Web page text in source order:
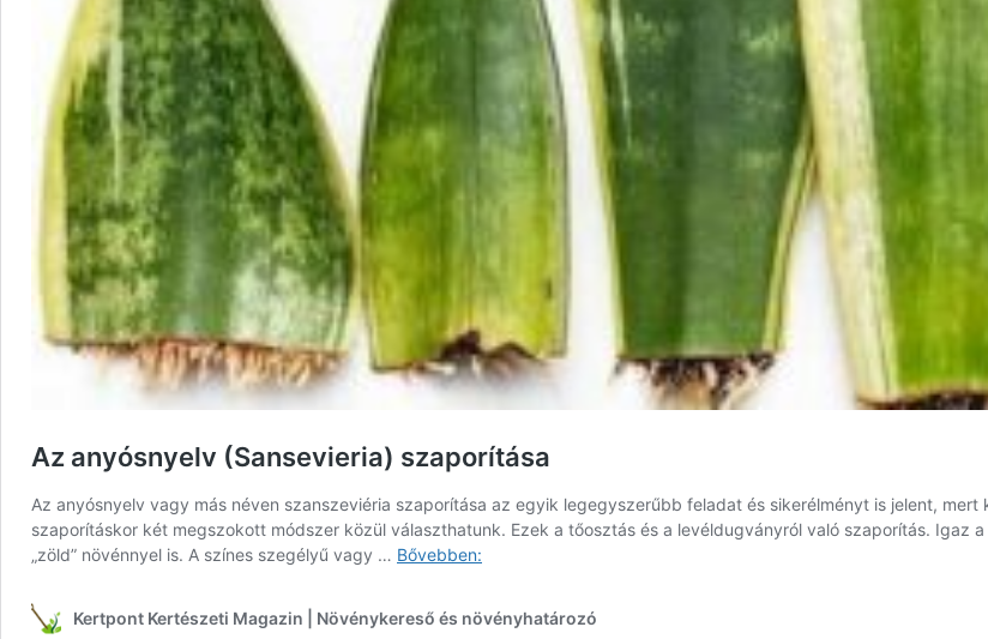
Az anyósnyelv (Sansevieria) szaporítása
Az anyósnyelv vagy más néven szanszeviéria szaporítása az egyik legegyszerűbb feladat és sikerélményt is jelent,
szaporításkor két megszokott módszer közül választhatunk. Ezek a tőosztás és a levéldugványról való szaporítás. Igaz
„zöld” növénnyel is. A színes szegélyű vagy … Bővebben:
szaporítása
Kertpont Kertészeti Magazin | Növénykereső és növényhatározó